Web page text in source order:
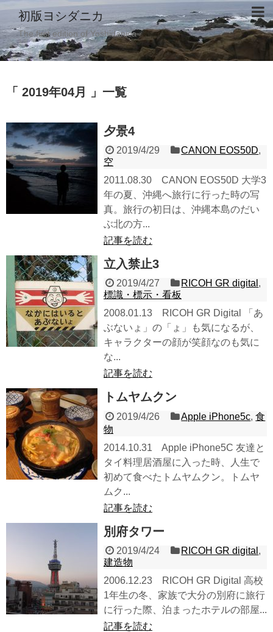
初版ヨシダニカ
The first edition of Yoshidanica
「 2019年04月 」一覧
夕景4
2019/4/29 CANON EOS50D,
空
2011.08.30 CANON EOS50D 大学3
年の夏、沖縄へ旅行に行った時の写
真。旅行の初日は、沖縄本島のだい
ぶ北の方...
記事を読む
立入禁止3
2019/4/27 RICOH GR digital ,
標識・標示・看板
2008.01.13 RICOH GR Digital 「あ
ぶないょ」の「ょ」も気になるが、
キャラクターの顔が笑顔なのも気に
な...
記事を読む
トムヤムクン
2019/4/26 Apple iPhone5c,食
物
2014.10.31 Apple iPhone5C 友達と
タイ料理居酒屋に入った時、人生で
初めて食べたトムヤムクン。トムヤ
ムク...
記事を読む
別府タワー
2019/4/24 RICOH GR digital ,
建造物
2006.12.23 RICOH GR Digital 高校
1年生の冬、家族で大分の別府に旅行
に行った際、泊まったホテルの部屋...
記事を読む